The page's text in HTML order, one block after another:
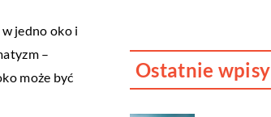
jedno oko i
–
może być
Ostatnie wpisy